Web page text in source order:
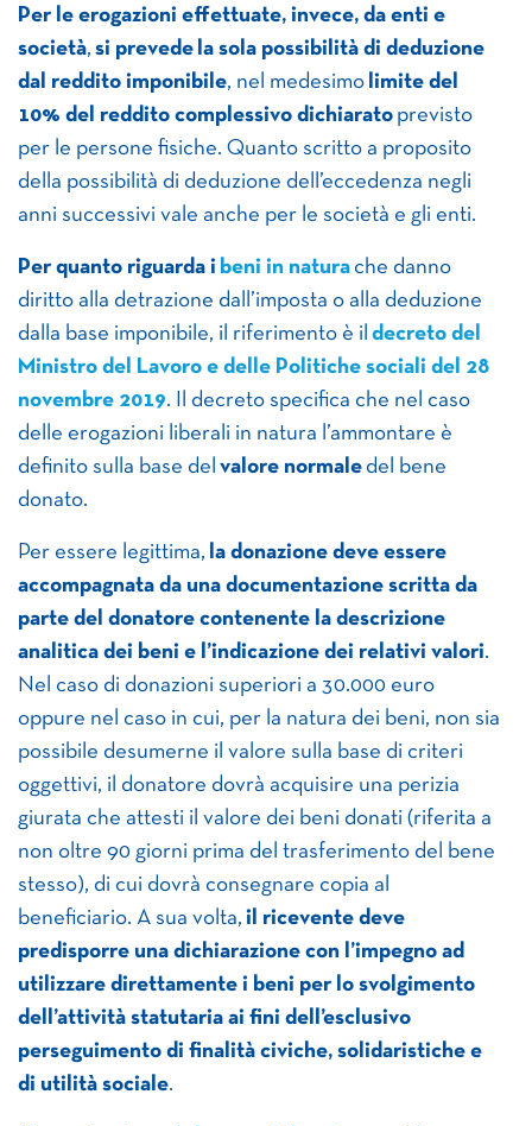
Per le erogazioni effettuate, invece, da enti e
società, si prevede la sola possibilità di deduzione
dal reddito imponibile, nel medesimo limite del
10% del reddito complessivo dichiarato previsto
per le persone fisiche. Quanto scritto a proposito
della possibilità di deduzione dell’eccedenza negli
anni successivi vale anche per le società e gli enti.
Per quanto riguarda i beni in natura che danno
diritto alla detrazione dall’imposta o alla deduzione
dalla base imponibile, il riferimento è il decreto del
Ministro del Lavoro e delle Politiche sociali del 28
novembre 2019. Il decreto specifica che nel caso
delle erogazioni liberali in natura l’ammontare è
definito sulla base del valore normale del bene
donato.
Per essere legittima, la donazione deve essere
accompagnata da una documentazione scritta da
parte del donatore contenente la descrizione
analitica dei beni e l’indicazione dei relativi valori.
Nel caso di donazioni superiori a 30.000 euro
oppure nel caso in cui, per la natura dei beni, non sia
possibile desumerne il valore sulla base di criteri
oggettivi, il donatore dovrà acquisire una perizia
giurata che attesti il valore dei beni donati (riferita a
non oltre 90 giorni prima del trasferimento del bene
stesso), di cui dovrà consegnare copia al
beneficiario. A sua volta, il ricevente deve
predisporre una dichiarazione con l’impegno ad
utilizzare direttamente i beni per lo svolgimento
dell’attività statutaria ai fini dell’esclusivo
perseguimento di finalità civiche, solidaristiche e
di utilità sociale.